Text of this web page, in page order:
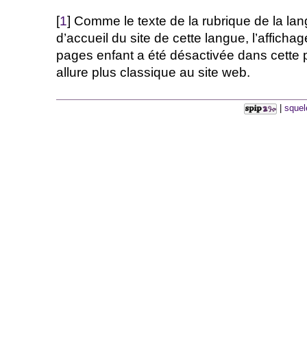
[1] Comme le texte de la rubrique de la
d’accueil du site de cette langue,
pages enfant a été désactivée dans cette
allure plus classique au site web.